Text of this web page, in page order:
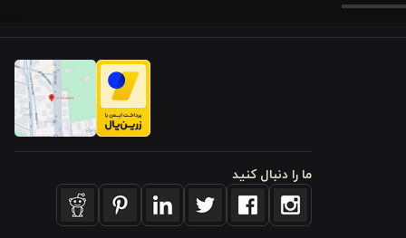
و یک
ما را دنبال کنید